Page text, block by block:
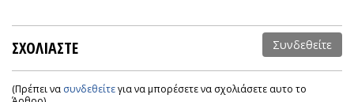
ΣΧΟΛΙΑΣΤΕ Συνδεθείτε
(Πρέπει να συνδεθείτεγια να μπορέσετε να σχολιάσετε αυτο το